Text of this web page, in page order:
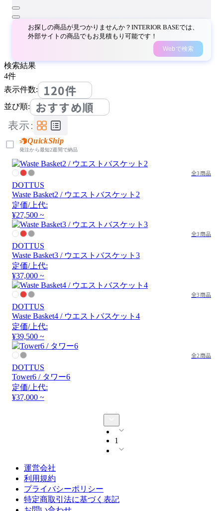
お探しの商品が見つかりませんか？INTERIOR BASEでは、
外部サイトの商品でもお見積もり可能です！
Webで検索
検索結果
4件
表示件数:
120件
並び順: おすすめ順
表示:
QuickShip
発注から最短2週間で納品
全3商品
DOTTUS
Waste Basket2 / ウエストバスケット2
定価/上代:
¥27,500 ~
全3商品
DOTTUS
Waste Basket3 / ウエストバスケット3
定価/上代:
¥37,000 ~
全3商品
DOTTUS
Waste Basket4 / ウエストバスケット4
定価/上代:
¥39,500 ~
全2商品
DOTTUS
Tower6 / タワー6
定価/上代:
¥37,000 ~
1
運営会社
利用規約
プライバシーポリシー
特定商取引法に基づく表記